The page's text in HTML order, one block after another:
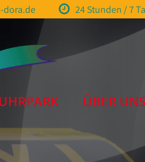
dora.de 24 Stunden / 7
ÜBER UNS